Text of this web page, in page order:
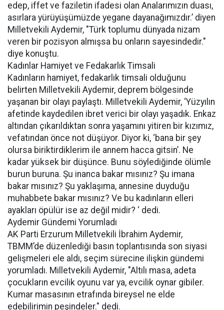
edep, iffet ve faziletin ifadesi olan Analarımızın duası,
asırlara yürüyüşümüzde yegane dayanağımızdır.’ diyen
Milletvekili Aydemir, "Türk toplumu dünyada nizam
veren bir pozisyon almışsa bu onların sayesindedir."
diye konuştu.
Kadınlar Hamiyet ve Fedakarlık Timsali
Kadınların hamiyet, fedakarlık timsali olduğunu
belirten Milletvekili Aydemir, deprem bölgesinde
yaşanan bir olayı paylaştı. Milletvekili Aydemir, ‘Yüzyılın
afetinde kaydedilen ibret verici bir olayı yaşadık. Enkaz
altından çıkarıldıktan sonra yaşamını yitiren bir kızımız,
vefatından önce not düşüyor. Diyor ki, ‘bana bir şey
olursa biriktirdiklerim ile annem hacca gitsin’. Ne
kadar yüksek bir düşünce. Bunu söylediğinde ölümle
burun buruna. Şu inanca bakar mısınız? Şu imana
bakar mısınız? Şu yaklaşıma, annesine duyduğu
muhabbete bakar mısınız? Ve bu kadınların elleri
ayakları öpülür ise az değil midir? ‘ dedi.
Aydemir Gündemi Yorumladı
AK Parti Erzurum Milletvekili İbrahim Aydemir,
TBMM’de düzenlediği basın toplantısında son siyasi
gelişmeleri ele aldı, seçim sürecine ilişkin gündemi
yorumladı. Milletvekili Aydemir, "Altılı masa, adeta
çocukların evcilik oyunu var ya, evcilik oynar gibiler.
Kumar masasının etrafında bireysel ne elde
edebilirimin peşindeler." dedi.